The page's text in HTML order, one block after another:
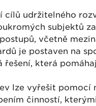
cílů udržitelného
subjektů
včetně
je postaven na
řešení, která
lze vyřešit pomocí
činností,